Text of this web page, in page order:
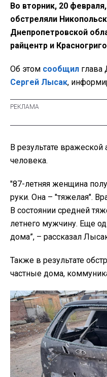
Во вторник, 20
обстреляли
Днепропетровской
райцентр и
Об этом сообщил глава
Сергей Лысак,
В результате вражеской
человека.
"87-летняя женщина
руки. Она – "тяжелая".
В состоянии средней
летнего мужчину. Еще
дома”, – рассказал
Также в результате
частные дома,